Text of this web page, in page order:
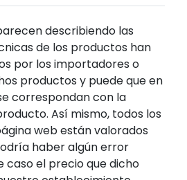
describiendo las
de los productos han
por los importadores o
productos y puede que en
correspondan con la
Así mismo, todos los
web están valorados
haber algún error
caso el precio que dicho